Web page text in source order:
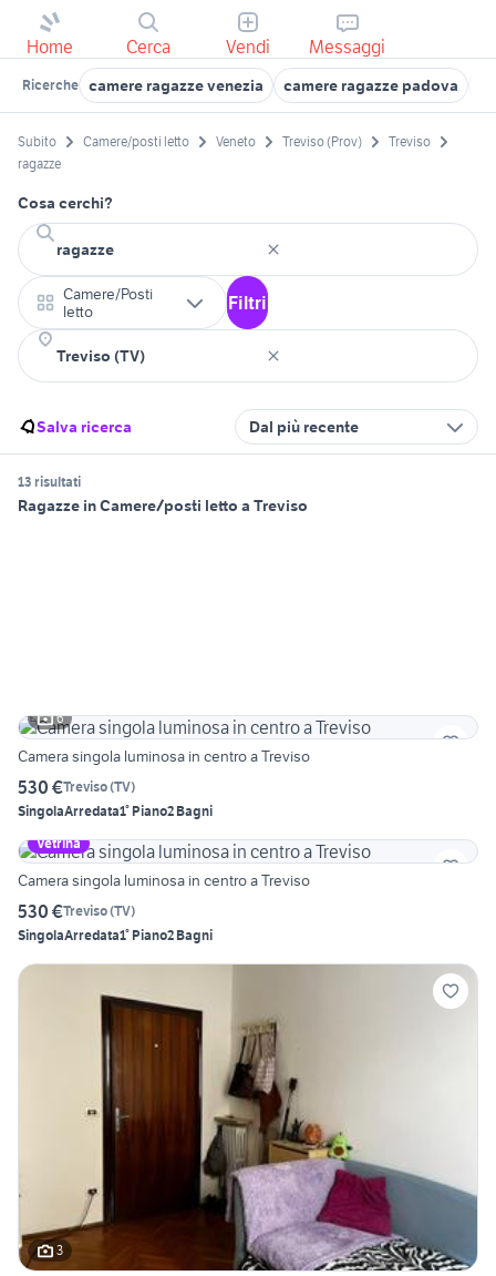
Home Cerca Vendi Messaggi
Ricerche camere ragazze venezia camere ragazze padova
Subito Camere/posti letto Veneto Treviso (Prov)
Treviso
ragazze
Cosa cerchi?
Camere/Posti
letto
Filtri
Salva ricerca Dal più recente
13 risultati
Ragazze in Camere/posti letto a Treviso
6
Camera singola luminosa in centro a Treviso
530 €Treviso(TV)
SingolaArredata1° Piano2 Bagni
Vetrina
Camera singola luminosa in centro a Treviso
530 €Treviso(TV)
SingolaArredata1° Piano2 Bagni
3